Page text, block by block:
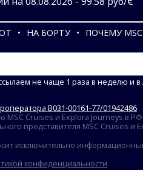
НА БОРТУ ПОЧЕМУ
не чаще 1 раза в неделю и
В031-00161-77/01942486
Cruises и Explora Journeys в РФ
представителя MSC Cruises и
исключительно
конфиденциальности